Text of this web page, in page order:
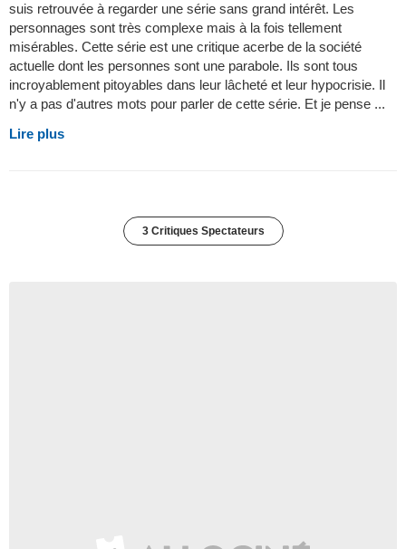
suis retrouvée à regarder une série sans grand intérêt. Les
personnages sont très complexe mais à la fois tellement
misérables. Cette série est une critique acerbe de la société
actuelle dont les personnes sont une parabole. Ils sont tous
incroyablement pitoyables dans leur lâcheté et leur hypocrisie. Il
n'y a pas d'autres mots pour parler de cette série. Et je pense ...
Lire plus
3 Critiques Spectateurs